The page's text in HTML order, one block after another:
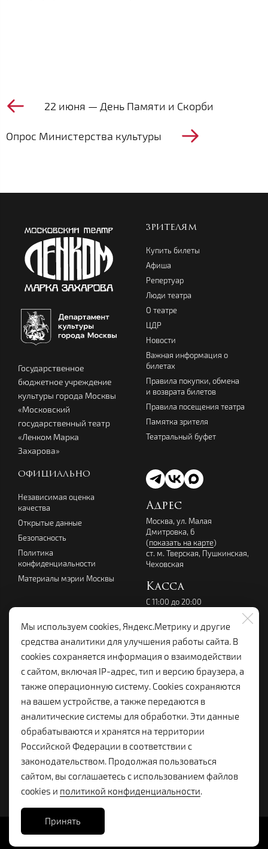
22 июня — День Памяти и Скорби
Опрос Министерства культуры
Государственное
бюджетное учреждение
культуры города Москвы
«Московский
государственный театр
«Ленком Марка
Захарова»
ЗРИТЕЛЯМ
Купить билеты
Афиша
Репертуар
Люди театра
О театре
ЦДР
Новости
Важная информация о
билетах
Правила покупки, обмена
и возврата билетов
Правила посещения театра
Памятка зрителя
Театральный буфет
ОФИЦИАЛЬНО
Независимая оценка
качества
Открытые данные
Безопасность
Политика
конфиденциальности
Материалы мэрии Москвы
Адрес
Москва, ул. Малая
Дмитровка, 6
(показать на карте)
ст. м. Тверская, Пушкинская,
Чеховская
Касса
С 11:00 до 20:00
без выходных
+7 (495) 699-07-08
kassalenkom@yandex.ru
Администрация
+7 (495) 699-19-92
lenkom.adm@yandex.ru
с 10:00 до 18:00
+7 (495) 699-96-68
Мы используем cookies, Яндекс.Метрику и другие
средства аналитики для улучшения работы сайта. В
cookies сохраняется информация о взаимодействии
с сайтом, включая IP-адрес, тип и версию браузера, а
также операционную систему. Cookies сохраняются
на вашем устройстве, а также передаются в
аналитические системы для обработки. Эти данные
обрабатываются и хранятся на территории
Российской Федерации в соответствии с
законодательством. Продолжая пользоваться
сайтом, вы соглашаетесь с использованием файлов
cookies и политикой конфиденциальности.
Принять
Сайт разработан в